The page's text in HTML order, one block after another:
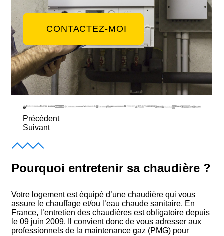
CONTACTEZ-MOI
Précédent
Suivant
Pourquoi entretenir sa chaudière ?
Votre logement est équipé d’une chaudière qui vous
assure le chauffage et/ou l’eau chaude sanitaire. En
France, l’entretien des chaudières est obligatoire depuis
le 09 juin 2009. Il convient donc de vous adresser aux
professionnels de la maintenance gaz (PMG) pour